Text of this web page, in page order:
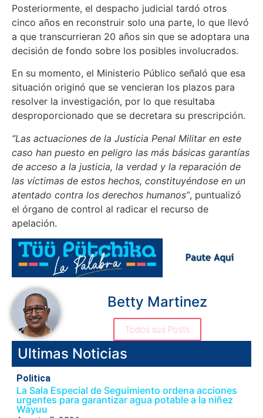
Posteriormente, el despacho judicial tardó otros
cinco años en reconstruir solo una parte, lo que llevó
a que transcurrieran 20 años sin que se adoptara una
decisión de fondo sobre los posibles involucrados.
En su momento, el Ministerio Público señaló que esa
situación originó que se vencieran los plazos para
resolver la investigación, por lo que resultaba
desproporcionado que se decretara su prescripción.
“Las actuaciones de la Justicia Penal Militar en este
caso han puesto en peligro las más básicas garantías
de acceso a la justicia, la verdad y la reparación de
las víctimas de estos hechos, constituyéndose en un
atentado contra los derechos humanos”, puntualizó
el órgano de control al radicar el recurso de
apelación.
Betty Martinez
Todos sus Posts
Ultimas Noticias
Politica
La Sala Especial de Seguimiento ordena acciones
urgentes para garantizar agua potable a la niñez
Wayuu